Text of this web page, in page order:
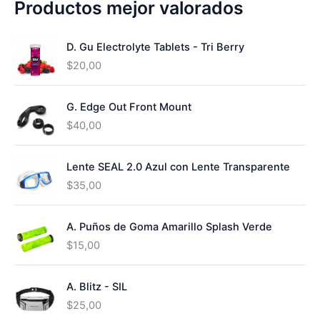
a
oProductos mejor valorados
D. Gu Electrolyte Tablets - Tri Berry
$20,00
G. Edge Out Front Mount
$40,00
Lente SEAL 2.0 Azul con Lente Transparente
$35,00
A. Puños de Goma Amarillo Splash Verde
$15,00
A. Blitz - SIL
$25,00